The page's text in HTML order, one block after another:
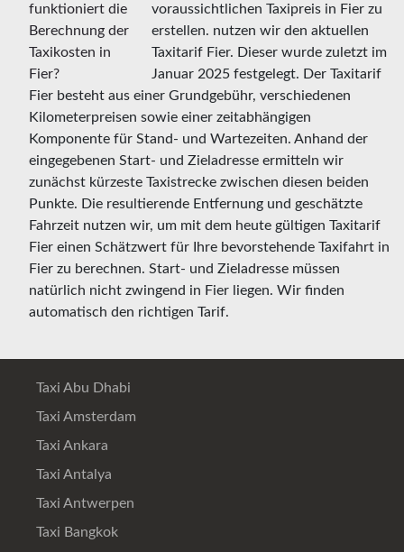
voraussichtlichen Taxipreis in Fier zu
erstellen. nutzen wir den aktuellen
Taxitarif Fier. Dieser wurde zuletzt im
Januar 2025 festgelegt. Der Taxitarif
Fier besteht aus einer Grundgebühr, verschiedenen
Kilometerpreisen sowie einer zeitabhängigen
Komponente für Stand- und Wartezeiten. Anhand der
eingegebenen Start- und Zieladresse ermitteln wir
zunächst kürzeste Taxistrecke zwischen diesen beiden
Punkte. Die resultierende Entfernung und geschätzte
Fahrzeit nutzen wir, um mit dem heute gültigen Taxitarif
Fier einen Schätzwert für Ihre bevorstehende Taxifahrt in
Fier zu berechnen. Start- und Zieladresse müssen
natürlich nicht zwingend in Fier liegen. Wir finden
automatisch den richtigen Tarif.
Taxi Abu Dhabi
Taxi Amsterdam
Taxi Ankara
Taxi Antalya
Taxi Antwerpen
Taxi Bangkok